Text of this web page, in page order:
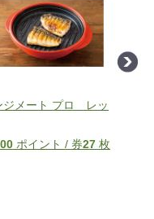
ジメート プロ レッ
ポイント / 券27 枚